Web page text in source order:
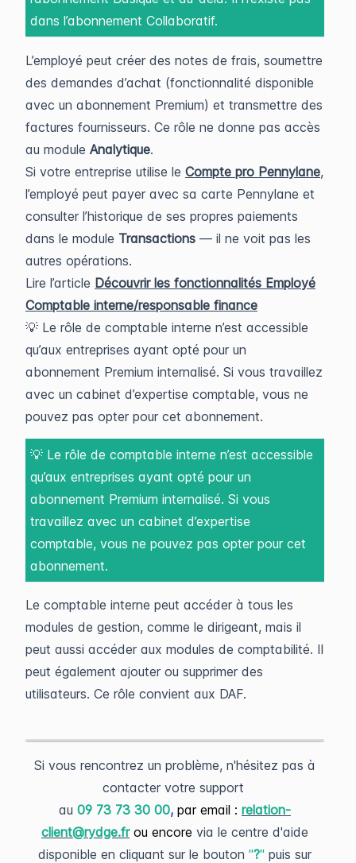
dans l’abonnement Collaboratif.
L’employé peut créer des notes de frais, soumettre
des demandes d’achat (fonctionnalité disponible
avec un abonnement Premium) et transmettre des
factures fournisseurs. Ce rôle ne donne pas accès
au module Analytique.
Si votre entreprise utilise le Compte pro Pennylane,
l’employé peut payer avec sa carte Pennylane et
consulter l’historique de ses propres paiements
dans le module Transactions — il ne voit pas les
autres opérations.
Lire l’article Découvrir les fonctionnalités Employé
Comptable interne/responsable finance
💡 Le rôle de comptable interne n’est accessible
qu’aux entreprises ayant opté pour un
abonnement Premium internalisé. Si vous travaillez
avec un cabinet d’expertise comptable, vous ne
pouvez pas opter pour cet abonnement.
💡 Le rôle de comptable interne n’est accessible
qu’aux entreprises ayant opté pour un
abonnement Premium internalisé. Si vous
travaillez avec un cabinet d’expertise
comptable, vous ne pouvez pas opter pour cet
abonnement.
Le comptable interne peut accéder à tous les
modules de gestion, comme le dirigeant, mais il
peut aussi accéder aux modules de comptabilité. Il
peut également ajouter ou supprimer des
utilisateurs. Ce rôle convient aux DAF.
Si vous rencontrez un problème, n'hésitez pas à
contacter votre support
au 09 73 73 30 00, par email : relation-
client@rydge.frou encore via le centre d'aide
disponible en cliquant sur le bouton "?" puis sur